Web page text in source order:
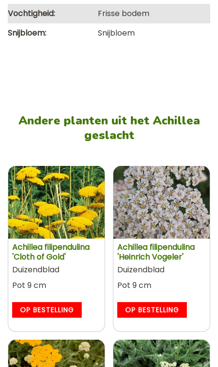
Vochtigheid
Frisse bodem
Snijbloem
Snijbloem
Andere planten uit het Achillea
geslacht
Achillea filipendulina
'Cloth of Gold'
Duizendblad
Pot 9 cm
OP BESTELLING
Achillea filipendulina
'Heinrich Vogeler'
Duizendblad
Pot 9 cm
OP BESTELLING